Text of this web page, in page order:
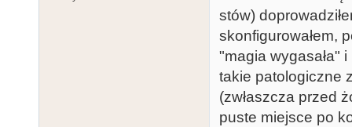
stów)
skonfigurowałem,
"magia wygasała"
takie patologiczne
(zwłaszcza przed
puste miejsce po